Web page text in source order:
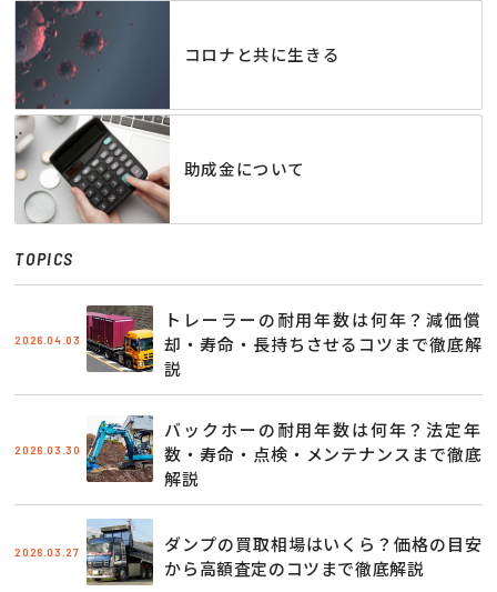
コロナと共に生きる
助成金について
TOPICS
2026.04.03
トレーラーの耐用年数は何年？減価償
却・寿命・長持ちさせるコツまで徹底解
説
2026.03.30
バックホーの耐用年数は何年？法定年
数・寿命・点検・メンテナンスまで徹底
解説
2026.03.27
ダンプの買取相場はいくら？価格の目安
から高額査定のコツまで徹底解説